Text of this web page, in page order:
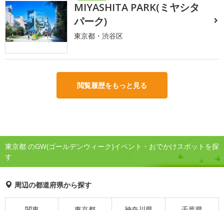
MIYASHITA PARK(ミヤシタ
パーク)
東京都・渋谷区
閲覧履歴をもっと見る
東京都 のGW(ゴールデンウィーク)イベント・おでかけスポットを探
す
周辺の都道府県から探す